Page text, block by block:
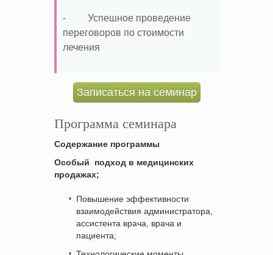
- Успешное проведение
переговоров по стоимости
лечения
Записаться на семинар
Программа семинара
Содержание программы
Особый
подход в медицинских
продажах;
Повышение эффективности
взаимодействия администратора,
ассистента врача, врача и
пациента;